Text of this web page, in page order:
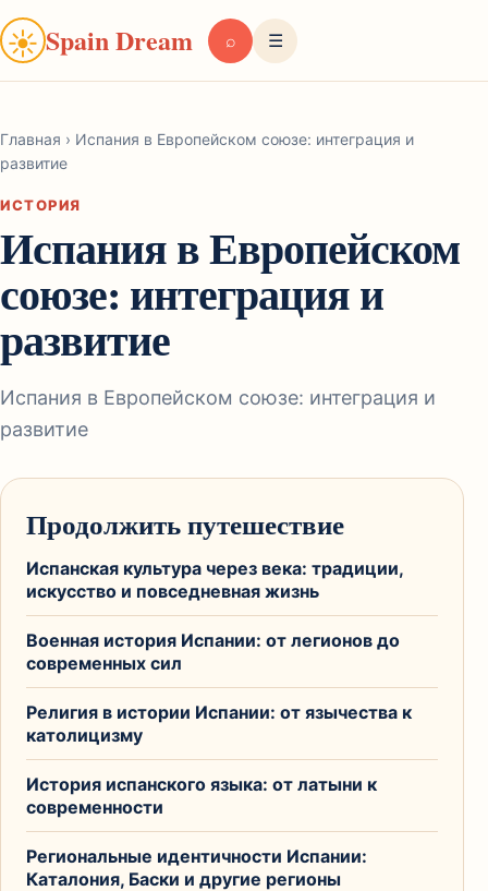
☀Spain Dream ⌕ ☰
Главная › Испания в Европейском союзе: интеграция и
развитие
ИСТОРИЯ
Испания в Европейском
союзе: интеграция и
развитие
Испания в Европейском союзе: интеграция и
развитие
Продолжить путешествие
Испанская культура через века: традиции,
искусство и повседневная жизнь
Военная история Испании: от легионов до
современных сил
Религия в истории Испании: от язычества к
католицизму
История испанского языка: от латыни к
современности
Региональные идентичности Испании:
Каталония, Баски и другие регионы